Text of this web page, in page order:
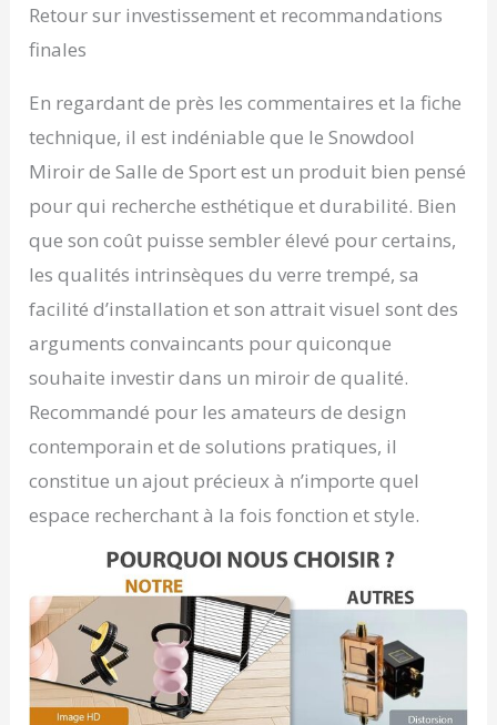
Retour sur investissement et recommandations
finales
En regardant de près les commentaires et la fiche
technique, il est indéniable que le Snowdool
Miroir de Salle de Sport est un produit bien pensé
pour qui recherche esthétique et durabilité. Bien
que son coût puisse sembler élevé pour certains,
les qualités intrinsèques du verre trempé, sa
facilité d’installation et son attrait visuel sont des
arguments convaincants pour quiconque
souhaite investir dans un miroir de qualité.
Recommandé pour les amateurs de design
contemporain et de solutions pratiques, il
constitue un ajout précieux à n’importe quel
espace recherchant à la fois fonction et style.